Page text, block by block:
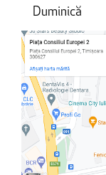
Duminică